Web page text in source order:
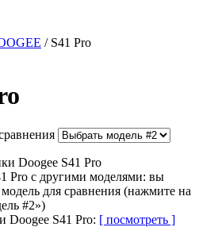
/ S41 Pro
Doogee S41 Pro
Pro с другими моделями: вы
для сравнения (нажмите на
#2»)
Doogee S41 Pro: [ посмотреть ]